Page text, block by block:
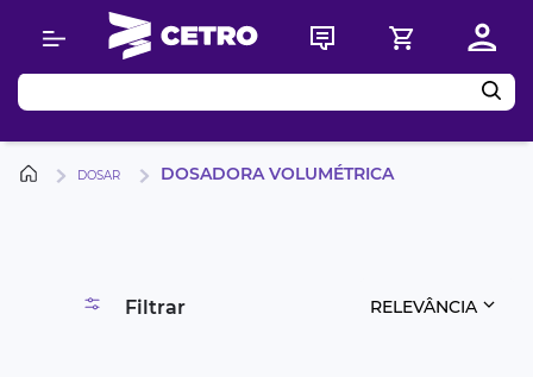
Buscar
DOSAR DOSADORA VOLUMÉTRICA
Filtrar RELEVÂNCIA